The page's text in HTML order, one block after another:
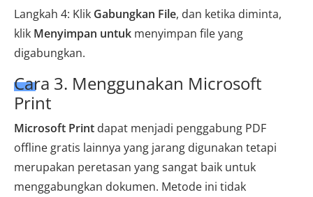
Langkah 4: Klik Gabungkan File, dan ketika diminta,
klik Menyimpan untuk menyimpan file yang
digabungkan.
Cara 3. Menggunakan Microsoft
Print
Microsoft Print dapat menjadi penggabung PDF
offline gratis lainnya yang jarang digunakan tetapi
merupakan peretasan yang sangat baik untuk
menggabungkan dokumen. Metode ini tidak